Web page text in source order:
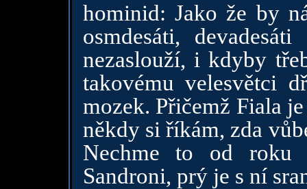
hominid: Jako že by
osmdesáti,
nezaslouží, i kdyby
takovému velesvětci
mozek. Přičemž Fiala
někdy si říkám, zda
Nechme to od roku
Sandroni, prý je s ní